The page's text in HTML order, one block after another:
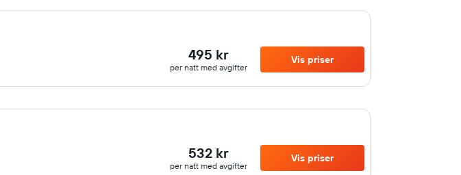
495 kr
per natt med avgifter
Vis priser
532 kr
per natt med avgifter
Vis priser